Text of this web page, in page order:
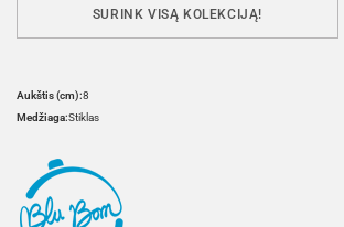
SURINK VISĄ KOLEKCIJĄ!
Aukštis (cm):8
Medžiaga:Stiklas